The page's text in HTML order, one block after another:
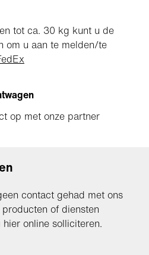
tot ca. 30 kg kunt u de
om u aan te melden/te
op met onze partner
contact gehad met ons
of diensten
online solliciteren.